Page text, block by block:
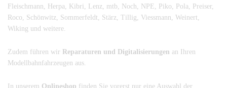
Fleischmann, Herpa, Kibri, Lenz, mtb, Noch, NPE, Piko, Pola, Preiser,
Roco, Schönwitz, Sommerfeldt, Stärz, Tillig, Viessmann, Weinert,
Wiking und weitere.
Zudem führen wir Reparaturen und Digitalisierungen an Ihren
Modellbahnfahrzeugen aus.
In unserem Onlineshop finden Sie vorerst nur eine Auswahl der